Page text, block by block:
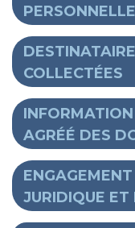
COLLECTÉES
INFORMATION
AGRÉÉ DES
JURIDIQUE ET